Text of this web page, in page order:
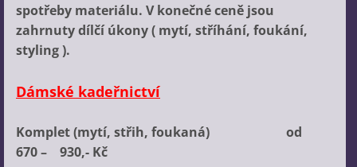
spotřeby materiálu. V konečné ceně jsou
zahrnuty dílčí úkony ( mytí, stříhání, foukání,
styling ).
Dámské kadeřnictví
Komplet (mytí, střih, foukaná) od
670 – 930,- Kč